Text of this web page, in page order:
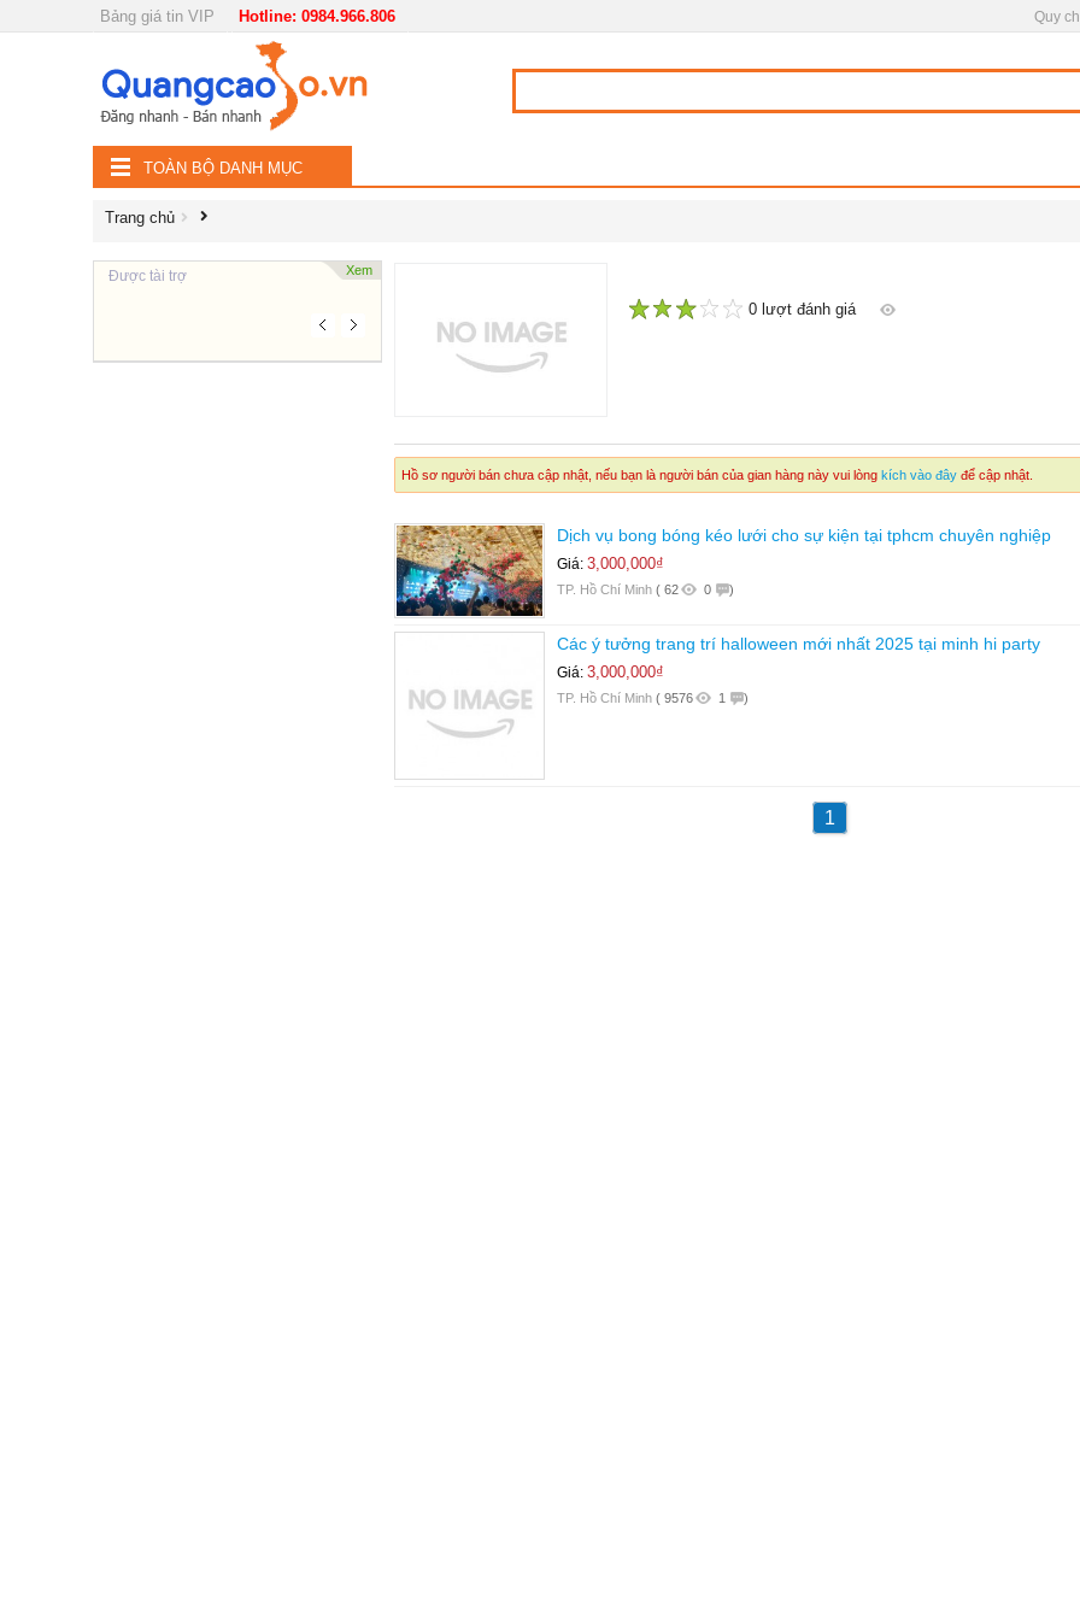
Bảng giá tin VIP Hotline: 0984.966.806 Quy
Nội, ngoại thất
Đồ gia dụng
Điện thoại, Viễn thông
TOÀN BỘ DANH MỤC
Trang chủ
Được tài trợ Xem
0 lượt đánh giá
Hồ sơ người bán chưa cập nhật, nếu bạn là người bán của gian hàng này vui lòng kích vào đây để cập nhật.
Dịch vụ bong bóng kéo lưới cho sự kiện tại tphcm chuyên nghiệp
Giá: 3,000,000₫
TP. Hồ Chí Minh ( 62 0 )
Các ý tưởng trang trí halloween mới nhất 2025 tại minh hi party
Giá: 3,000,000₫
TP. Hồ Chí Minh ( 9576 1 )
1